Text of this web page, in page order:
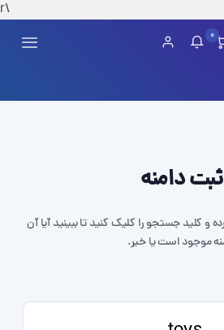
\r
0
ثبت دامنه
و کلید جستجو را کلیک کنید تا ببینید آیا آن
موجود است یا خیر.